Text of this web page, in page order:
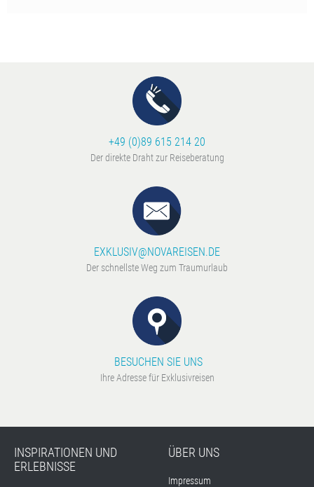
entspannt genießen. Dank Nova Reisen
unvergessliche Erlebnisse in New York
würden jederzeit wieder dort buchen.
+49 (0)89 615 214 20
Der direkte Draht zur Reiseberatung
EXKLUSIV@NOVAREISEN.DE
Der schnellste Weg zum Traumurlaub
BESUCHEN SIE UNS
Ihre Adresse für Exklusivreisen
INSPIRATIONEN UND
ERLEBNISSE
ÜBER UNS
Impressum